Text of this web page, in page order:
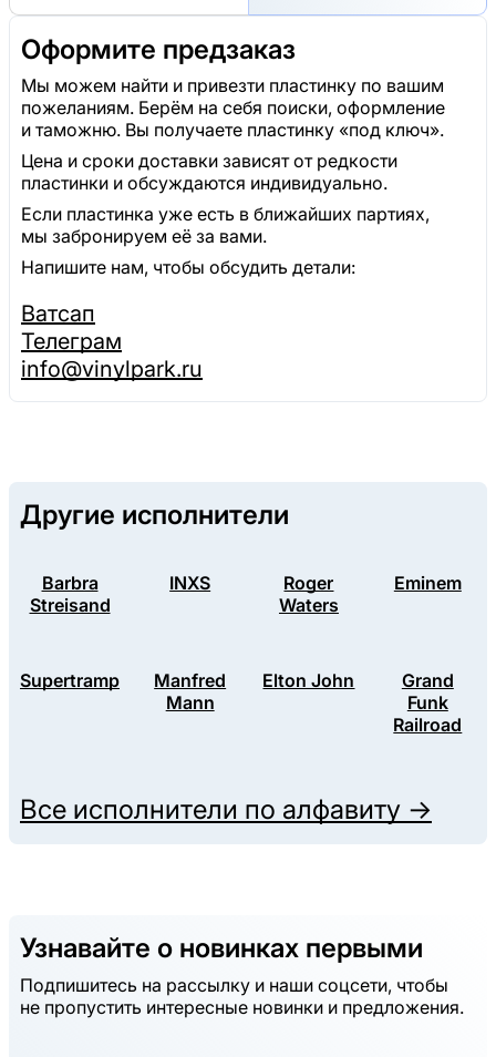
Оформите предзаказ
Мы можем найти и привезти пластинку по вашим
пожеланиям. Берём на себя поиски, оформление
и таможню. Вы получаете пластинку «под ключ».
Цена и сроки доставки зависят от редкости
пластинки и обсуждаются индивидуально.
Если пластинка уже есть в ближайших партиях,
мы забронируем её за вами.
Напишите нам, чтобы обсудить детали:
Ватсап
Телеграм
info@vinylpark.ru
Другие исполнители
Barbra
Streisand
INXS
Roger
Waters
Eminem
Supertramp
Manfred
Mann
Elton John
Grand
Funk
Railroad
Все исполнители по алфавиту →
Узнавайте о новинках первыми
Подпишитесь на рассылку и наши соцсети, чтобы
не пропустить интересные новинки и предложения.